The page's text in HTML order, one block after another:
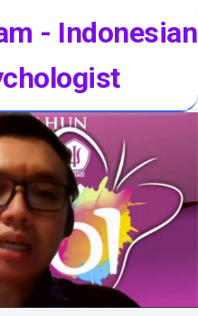
- Indonesian